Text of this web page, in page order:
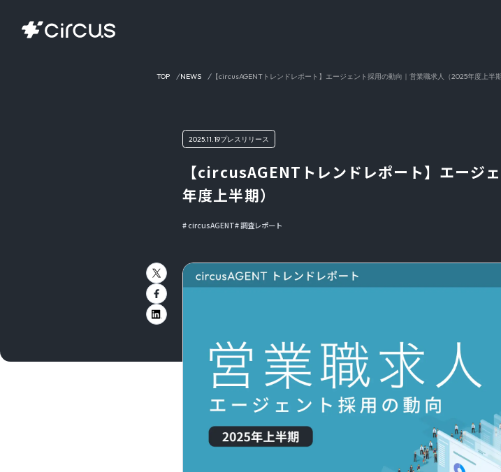
TOP NEWS 【circusAGENTトレンドレポート】エージェント採用の動向｜営業職求人（2025年度上半期
2025.11.19プレスリリース
【circusAGENTトレンドレポート】エージ
年度上半期）
circusAGENT 調査レポート